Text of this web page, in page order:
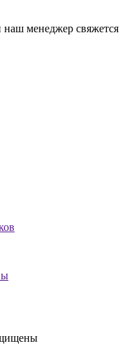
менеджер свяжется